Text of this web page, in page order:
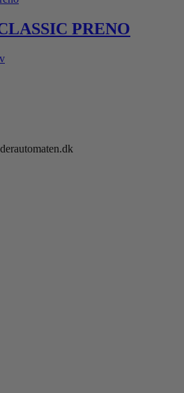
PRENO